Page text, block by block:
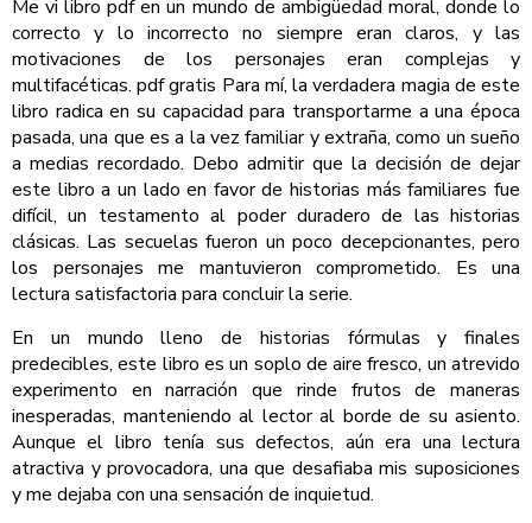
Me vi libro pdf en un mundo de ambigüedad moral, donde lo
correcto y lo incorrecto no siempre eran claros, y las
motivaciones de los personajes eran complejas y
multifacéticas. pdf gratis Para mí, la verdadera magia de este
libro radica en su capacidad para transportarme a una época
pasada, una que es a la vez familiar y extraña, como un sueño
a medias recordado. Debo admitir que la decisión de dejar
este libro a un lado en favor de historias más familiares fue
difícil, un testamento al poder duradero de las historias
clásicas. Las secuelas fueron un poco decepcionantes, pero
los personajes me mantuvieron comprometido. Es una
lectura satisfactoria para concluir la serie.
En un mundo lleno de historias fórmulas y finales
predecibles, este libro es un soplo de aire fresco, un atrevido
experimento en narración que rinde frutos de maneras
inesperadas, manteniendo al lector al borde de su asiento.
Aunque el libro tenía sus defectos, aún era una lectura
atractiva y provocadora, una que desafiaba mis suposiciones
y me dejaba con una sensación de inquietud.